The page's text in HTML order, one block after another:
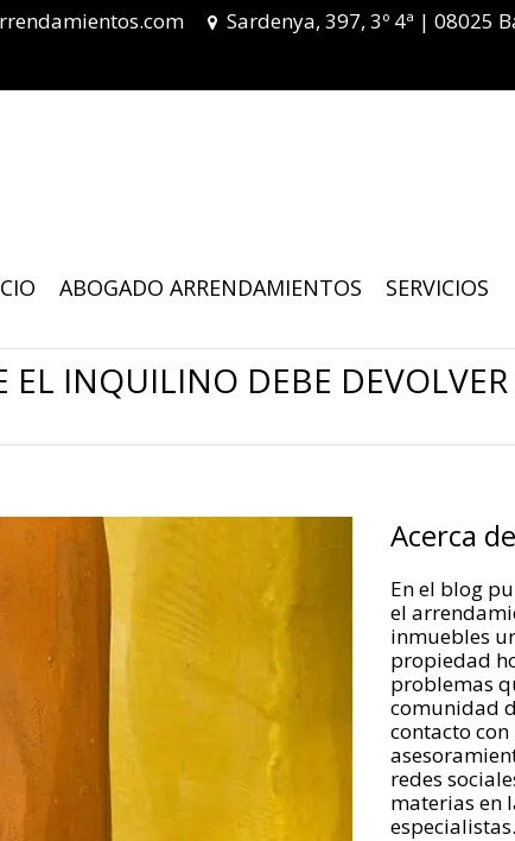
Sardenya, 397, 3º 4ª | 08025
ABOGADO ARRENDAMIENTOS SERVICIOS
EL INQUILINO DEBE
Acerca de
En el blog
el
inmuebles
propiedad
problemas
comunidad
contacto con
redes
materias en
especialistas.